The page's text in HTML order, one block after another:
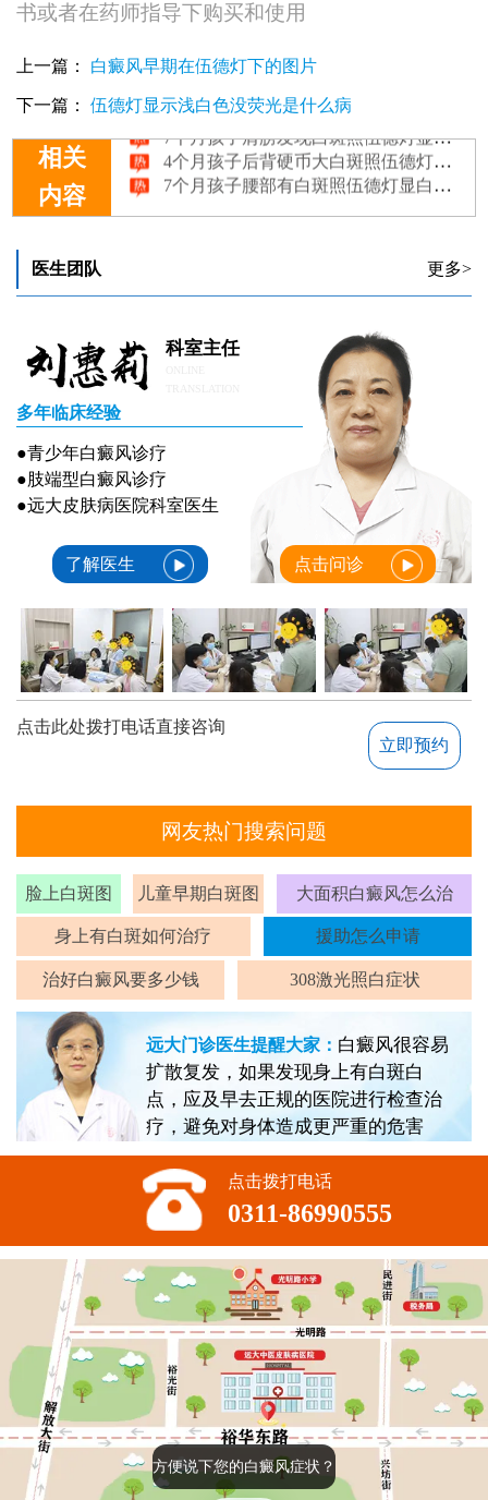
书或者在药师指导下购买和使用
上一篇： 白癜风早期在伍德灯下的图片
下一篇： 伍德灯显示浅白色没荧光是什么病
相关
内容
7个月孩子脖子黄豆大白斑照伍德灯显荧光是不是白癜风
4个月孩子胳膊发现白斑照伍德灯显瓷白色是白癜风吗
7个月孩子肩膀发现白斑照伍德灯显荧光是不是白癜风
4个月孩子后背硬币大白斑照伍德灯显瓷白色是白癜风吗
7个月孩子腰部有白斑照伍德灯显白色无荧光是白癜风吗
医生团队 更多>
科室主任
多年临床经验
●青少年白癜风诊疗
●肢端型白癜风诊疗
●远大皮肤病医院科室医生
了解医生 点击问诊
点击此处拨打电话直接咨询
立即预约
网友热门搜索问题
脸上白斑图 儿童早期白斑图 大面积白癜风怎么治
身上有白斑如何治疗 援助怎么申请
治好白癜风要多少钱 308激光照白症状
远大门诊医生提醒大家： 白癜风很容易
扩散复发，如果发现身上有白斑白
点，应及早去正规的医院进行检查治
疗，避免对身体造成更严重的危害
点击拨打电话
0311-86990555
方便说下您的白癜风症状？